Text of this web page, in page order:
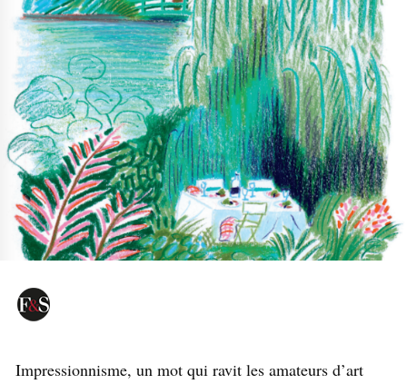
Impressionnisme, un mot qui ravit les amateurs d’art